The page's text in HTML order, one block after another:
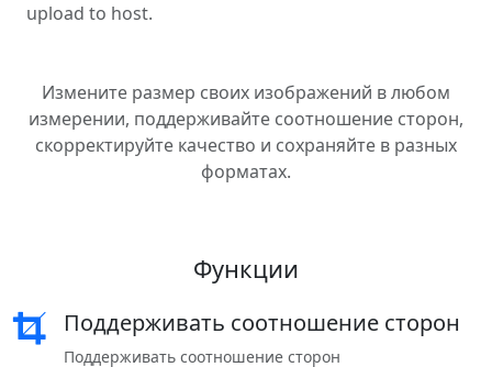
upload to host.
Измените размер своих изображений в любом
измерении, поддерживайте соотношение сторон,
скорректируйте качество и сохраняйте в разных
форматах.
Функции
Поддерживать соотношение сторон
Поддерживать соотношение сторон